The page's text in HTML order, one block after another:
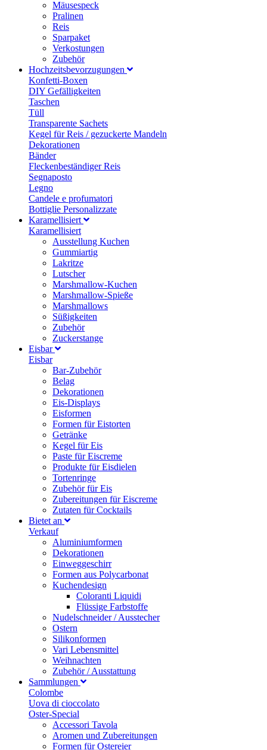
Mäusespeck
Pralinen
Reis
Sparpaket
Verkostungen
Zubehör
Hochzeitsbevorzugungen
Konfetti-Boxen
DIY Gefälligkeiten
Taschen
Tüll
Transparente Sachets
Kegel für Reis / gezuckerte Mandeln
Dekorationen
Bänder
Fleckenbeständiger Reis
Segnaposto
Legno
Candele e profumatori
Bottiglie Personalizzate
Karamellisiert
Karamellisiert
Ausstellung Kuchen
Gummiartig
Lakritze
Lutscher
Marshmallow-Kuchen
Marshmallow-Spieße
Marshmallows
Süßigkeiten
Zubehör
Zuckerstange
Eisbar
Eisbar
Bar-Zubehör
Belag
Dekorationen
Eis-Displays
Eisformen
Formen für Eistorten
Getränke
Kegel für Eis
Paste für Eiscreme
Produkte für Eisdielen
Tortenringe
Zubehör für Eis
Zubereitungen für Eiscreme
Zutaten für Cocktails
Bietet an
Verkauf
Aluminiumformen
Dekorationen
Einweggeschirr
Formen aus Polycarbonat
Kuchendesign
Coloranti Liquidi
Flüssige Farbstoffe
Nudelschneider / Ausstecher
Ostern
Silikonformen
Vari Lebensmittel
Weihnachten
Zubehör / Ausstattung
Sammlungen
Colombe
Uova di cioccolato
Oster-Special
Accessori Tavola
Aromen und Zubereitungen
Formen für Ostereier